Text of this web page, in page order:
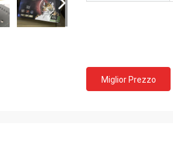
Miglior Prezzo